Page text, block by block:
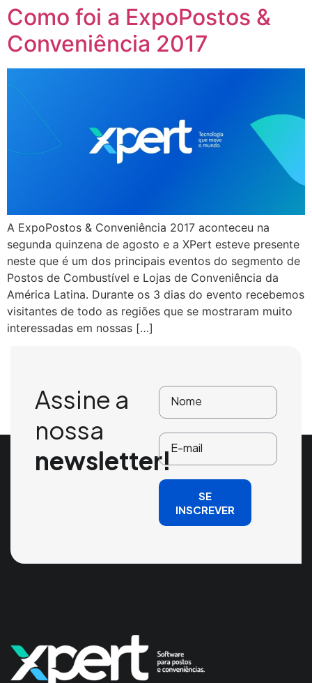
Como foi a ExpoPostos &
Conveniência 2017
A ExpoPostos & Conveniência 2017 aconteceu na
segunda quinzena de agosto e a XPert esteve presente
neste que é um dos principais eventos do segmento de
Postos de Combustível e Lojas de Conveniência da
América Latina. Durante os 3 dias do evento recebemos
visitantes de todo as regiões que se mostraram muito
interessadas em nossas […]
Assine a
nossa
newsletter!
SE
INSCREVER